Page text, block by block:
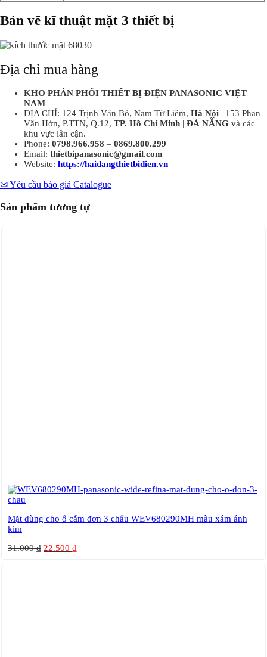
Bản vẽ kĩ thuật mặt 3 thiết bị
Địa chỉ mua hàng
KHO PHÂN PHỐI THIẾT BỊ ĐIỆN PANASONIC VIỆT
NAM
ĐỊA CHỈ: 124 Trịnh Văn Bô, Nam Từ Liêm, Hà Nội | 153 Phan
Văn Hớn, P.TTN, Q.12, TP. Hồ Chí Minh | ĐÀ NẴNG và các
khu vực lân cận.
Phone: 0798.966.958 – 0869.800.299
Email: thietbipanasonic@gmail.com
Website: https://haidangthietbidien.vn
✉ Yêu cầu báo giá Catalogue
Sản phẩm tương tự
Mặt dùng cho ổ cắm đơn 3 chấu WEV680290MH màu xám ánh
kim
31.000₫ 22.500 ₫